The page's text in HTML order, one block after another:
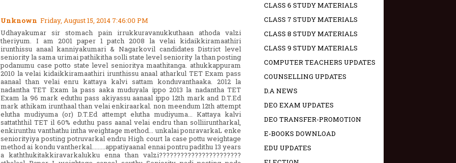
Unknown Friday, August 15, 2014 7:46:00 PM
Udhayakumar sir stomach pain irrukkuravanukkuthaan athoda valzi
theriyum. I am 2001 paper 1 patch 2008 la velai kidaikkiramaathiri
irunthissu anaal kanniyakumari & Nagarkovil candidates District level
seniority la sama urimai pathikitha solli state level seniority la than posting
podanumu case potto state level senioritya maathitanga. athukkappuram
2010 la velai kidaikkiramaathiri irunthissu anaal atharkul TET Exam pass
aanaal than velai enru kattaya kalvi sattam konduvanthaaka. 2012 la
nadantha TET Exam la pass aaka muduyala ippo 2013 la nadantha TET
Exam la 96 mark eduthu pass akiyassu aanaal ippo 12th mark and D.T.Ed
mark athikam irunthaal than velai enkiraarkal. non meendum 12th attempt
elutha mudiyuma (or) D.T.Ed attempt elutha mudiyuma... Kattaya kalvi
sattaththil TET il 60% eduthu pass aanal velai endru than solliiruntharkal,
enkirunthu vanthathu intha weightage method... unkalai ponravarkaL enke
seniorityiya posting potruvarkal endru High court la case pottu weightage
method ai kondu vantherkal.........appatiyaanal ennai pontru padithu 13 years
a kaththukitakkiravarkalukku enna than valzi???????????????????????
CLASS 6 STUDY MATERIALS
CLASS 7 STUDY MATERIALS
CLASS 8 STUDY MATERIALS
CLASS 9 STUDY MATERIALS
COMPUTER TEACHERS UPDATES
COUNSELLING UPDATES
D.A NEWS
DEO EXAM UPDATES
DEO TRANSFER-PROMOTION
E-BOOKS DOWNLOAD
EDU UPDATES